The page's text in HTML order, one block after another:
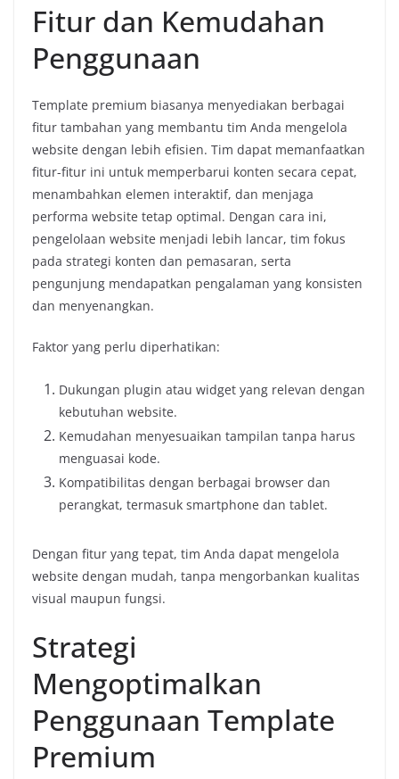
Fitur dan Kemudahan
Penggunaan
Template premium biasanya menyediakan berbagai
fitur tambahan yang membantu tim Anda mengelola
website dengan lebih efisien. Tim dapat memanfaatkan
fitur-fitur ini untuk memperbarui konten secara cepat,
menambahkan elemen interaktif, dan menjaga
performa website tetap optimal. Dengan cara ini,
pengelolaan website menjadi lebih lancar, tim fokus
pada strategi konten dan pemasaran, serta
pengunjung mendapatkan pengalaman yang konsisten
dan menyenangkan.
Faktor yang perlu diperhatikan:
Dukungan plugin atau widget yang relevan dengan
kebutuhan website.
Kemudahan menyesuaikan tampilan tanpa harus
menguasai kode.
Kompatibilitas dengan berbagai browser dan
perangkat, termasuk smartphone dan tablet.
Dengan fitur yang tepat, tim Anda dapat mengelola
website dengan mudah, tanpa mengorbankan kualitas
visual maupun fungsi.
Strategi
Mengoptimalkan
Penggunaan Template
Premium